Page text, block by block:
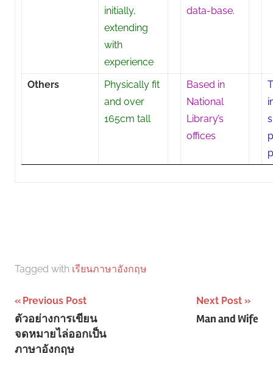
initially,
extending
with
experience
data-base.
Others
Physically fit
and over
165cm tall
Based in
National
Library’s
offices
Tagged with เรียนภาษาอังกฤษ
Post
navigation
Previous Post
ตัวอย่างการเขียน
จดหมายไล่ออกเป็น
ภาษาอังกฤษ
Next Post
Man and Wife